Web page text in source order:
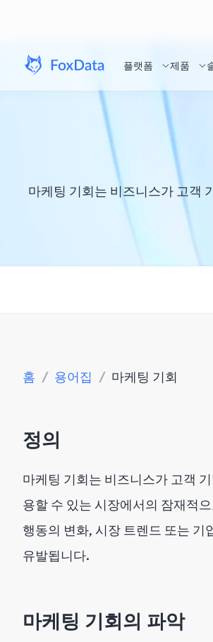
플랫폼 제품
마케팅 기회는 비즈니스가 고객
홈 / 용어집 / 마케팅 기회
정의
마케팅 기회는 비즈니스가 고객
용할 수 있는 시장에서의 잠재적
행동의 변화, 시장 트렌드 또는 기
유발됩니다.
마케팅 기회의 파악